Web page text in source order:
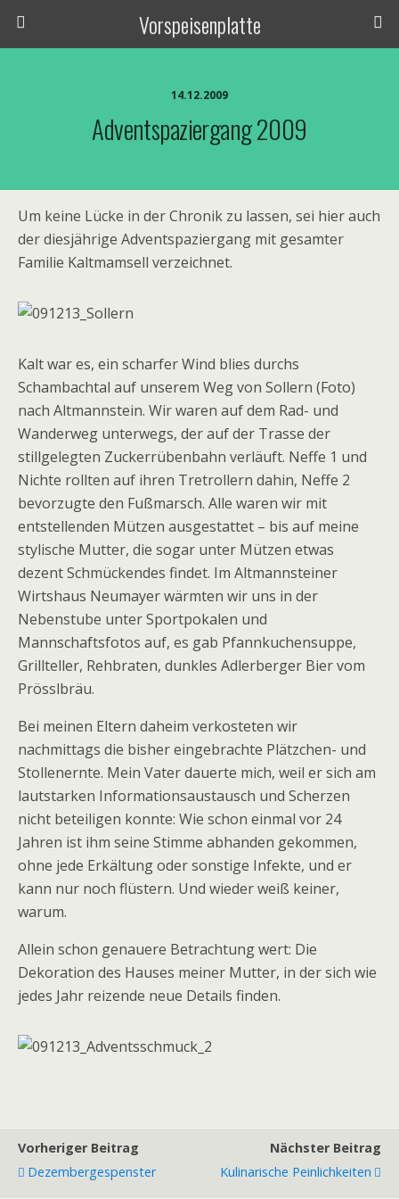
Vorspeisenplatte
14.12.2009
Adventspaziergang 2009
Um keine Lücke in der Chronik zu lassen, sei hier auch
der diesjährige Adventspaziergang mit gesamter
Familie Kaltmamsell verzeichnet.
Kalt war es, ein scharfer Wind blies durchs
Schambachtal auf unserem Weg von Sollern (Foto)
nach Altmannstein. Wir waren auf dem Rad- und
Wanderweg unterwegs, der auf der Trasse der
stillgelegten Zuckerrübenbahn verläuft. Neffe 1 und
Nichte rollten auf ihren Tretrollern dahin, Neffe 2
bevorzugte den Fußmarsch. Alle waren wir mit
entstellenden Mützen ausgestattet – bis auf meine
stylische Mutter, die sogar unter Mützen etwas
dezent Schmückendes findet. Im Altmannsteiner
Wirtshaus Neumayer wärmten wir uns in der
Nebenstube unter Sportpokalen und
Mannschaftsfotos auf, es gab Pfannkuchensuppe,
Grillteller, Rehbraten, dunkles Adlerberger Bier vom
Prösslbräu.
Bei meinen Eltern daheim verkosteten wir
nachmittags die bisher eingebrachte Plätzchen- und
Stollenernte. Mein Vater dauerte mich, weil er sich am
lautstarken Informationsaustausch und Scherzen
nicht beteiligen konnte: Wie schon einmal vor 24
Jahren ist ihm seine Stimme abhanden gekommen,
ohne jede Erkältung oder sonstige Infekte, und er
kann nur noch flüstern. Und wieder weiß keiner,
warum.
Allein schon genauere Betrachtung wert: Die
Dekoration des Hauses meiner Mutter, in der sich wie
jedes Jahr reizende neue Details finden.
Vorheriger Beitrag
Dezembergespenster
Nächster Beitrag
Kulinarische Peinlichkeiten